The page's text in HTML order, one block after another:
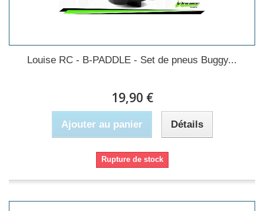
Louise RC - B-PADDLE - Set de pneus Buggy...
19,90 €
Ajouter au panier Détails
Rupture de stock